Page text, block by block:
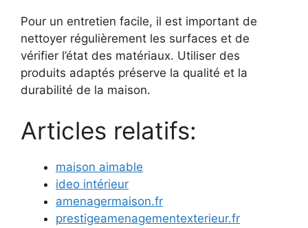
Pour un entretien facile, il est important de
nettoyer régulièrement les surfaces et de
vérifier l’état des matériaux. Utiliser des
produits adaptés préserve la qualité et la
durabilité de la maison.
Articles relatifs:
maison aimable
ideo intérieur
amenagermaison.fr
prestigeamenagementexterieur.fr